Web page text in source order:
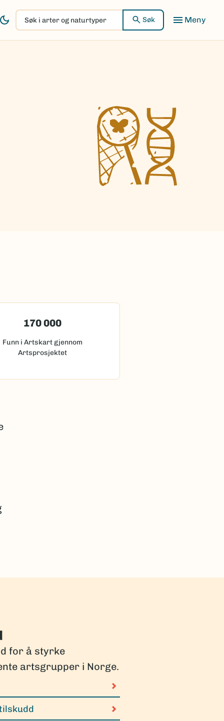
Søk
i
arter
Søk
170 000
Funn i Artskart gjennom
Artsprosjektet
for å styrke
artsgrupper i Norge.